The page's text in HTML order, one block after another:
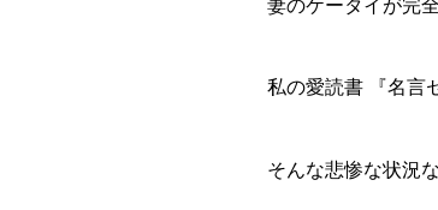
妻のケータイが完
私の愛読書 『名言
そんな悲惨な状況